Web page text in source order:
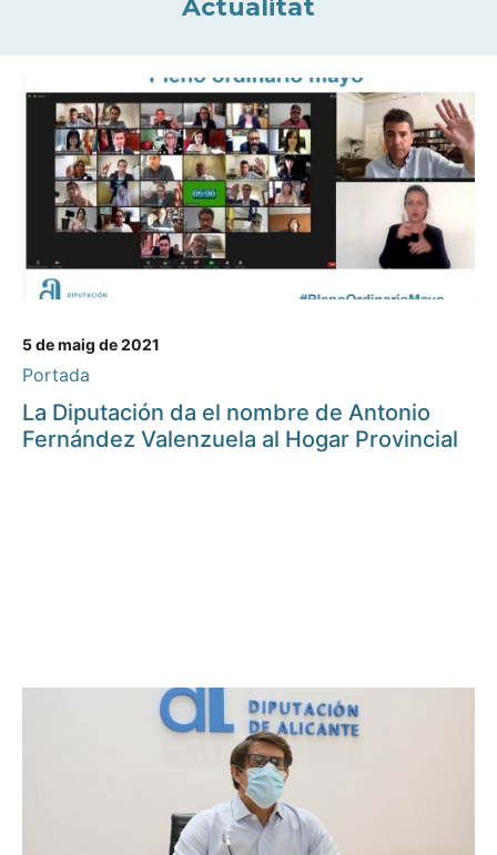
Actualitat
5 de maig de 2021
Portada
La Diputación da el nombre de Antonio
Fernández Valenzuela al Hogar Provincial